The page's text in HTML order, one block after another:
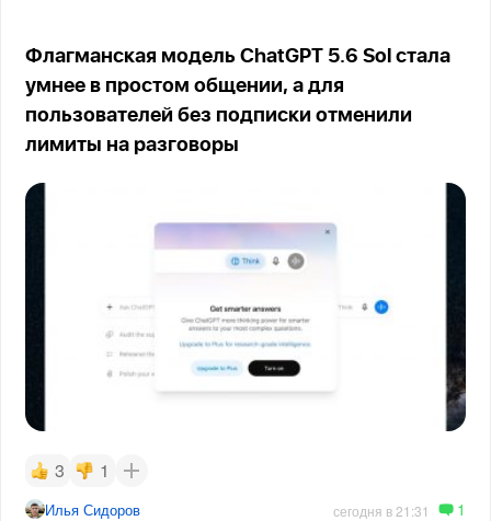
Флагманская модель ChatGPT 5.6 Sol стала
умнее в простом общении, а для
пользователей без подписки отменили
лимиты на разговоры
3 1
Илья Сидоров сегодня в 21:31 1